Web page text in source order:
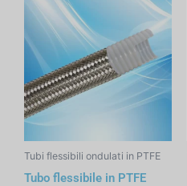
Tubi flessibili ondulati in PTFE
Tubo flessibile in PTFE